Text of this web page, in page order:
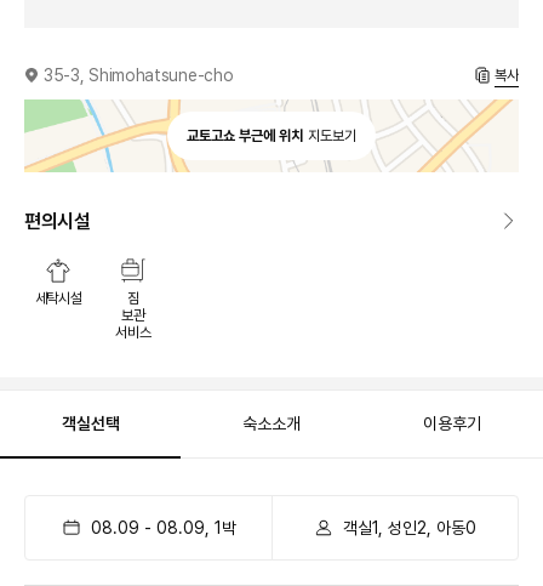
35-3, Shimohatsune-cho 복사
교토고쇼 부근에 위치 지도보기
편의시설
세탁시설
짐
보관
서비스
객실선택 숙소소개 이용후기
08.09 - 08.09 1 박 객실1, 성인2, 아동0